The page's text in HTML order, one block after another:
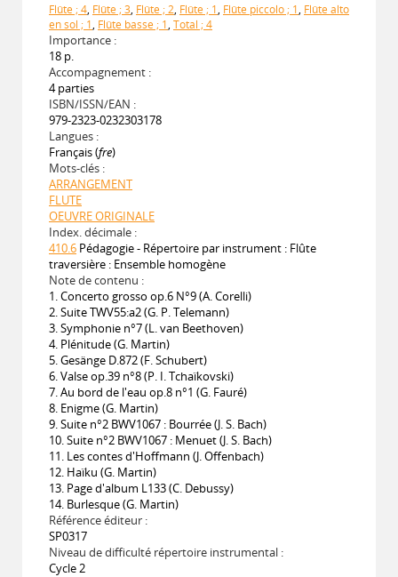
Flûte ; 4, Flûte ; 3, Flûte ; 2, Flûte ; 1, Flûte piccolo ; 1, Flûte alto
en sol ; 1, Flûte basse ; 1, Total ; 4
Importance :
18 p.
Accompagnement :
4 parties
ISBN/ISSN/EAN :
979-2323-0232303178
Langues :
Français (fre)
Mots-clés :
ARRANGEMENT
FLUTE
OEUVRE ORIGINALE
Index. décimale :
410.6 Pédagogie - Répertoire par instrument : Flûte
traversière : Ensemble homogène
Note de contenu :
1. Concerto grosso op.6 N°9 (A. Corelli)
2. Suite TWV55:a2 (G. P. Telemann)
3. Symphonie n°7 (L. van Beethoven)
4. Plénitude (G. Martin)
5. Gesänge D.872 (F. Schubert)
6. Valse op.39 n°8 (P. I. Tchaïkovski)
7. Au bord de l'eau op.8 n°1 (G. Fauré)
8. Enigme (G. Martin)
9. Suite n°2 BWV1067 : Bourrée (J. S. Bach)
10. Suite n°2 BWV1067 : Menuet (J. S. Bach)
11. Les contes d'Hoffmann (J. Offenbach)
12. Haïku (G. Martin)
13. Page d'album L133 (C. Debussy)
14. Burlesque (G. Martin)
Référence éditeur :
SP0317
Niveau de difficulté répertoire instrumental :
Cycle 2